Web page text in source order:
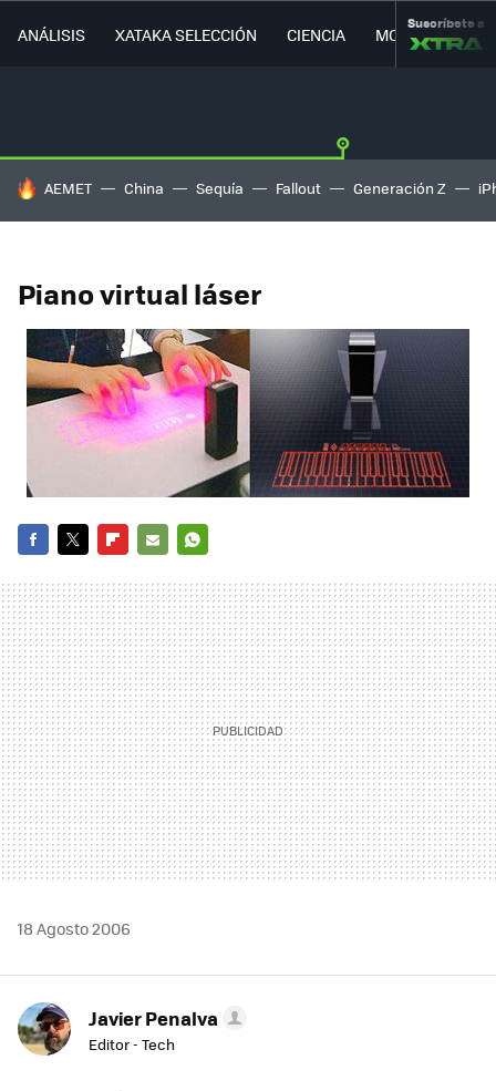
ANÁLISIS XATAKA SELECCIÓN CIENCIA MOVILIDAD
Suscríbete a
HOY SE HABLA DE
AEMET China Sequía Fallout Generación Z
Piano virtual láser
MAIL
18 Agosto 2006
Javier Penalva
Editor - Tech